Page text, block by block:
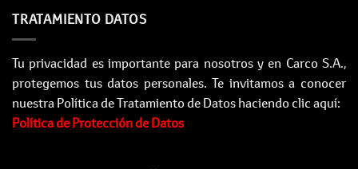
TRATAMIENTO DATOS
Tu privacidad es importante para nosotros y en Carco S.A.,
protegemos tus datos personales. Te invitamos a conocer
nuestra Política de Tratamiento de Datos haciendo clic aquí:
Política de Protección de Datos